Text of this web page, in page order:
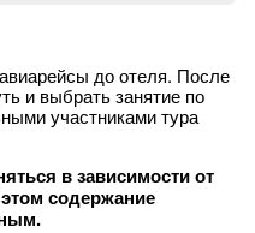
до отеля. После
и выбрать занятие по
участниками тура
в зависимости от
содержание